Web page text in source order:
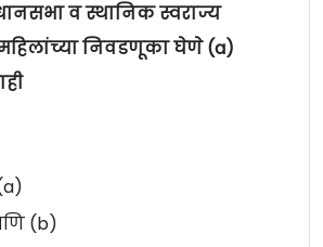
व स्थानिक स्वराज्य
निवडणूका घेणे (a)
(b)